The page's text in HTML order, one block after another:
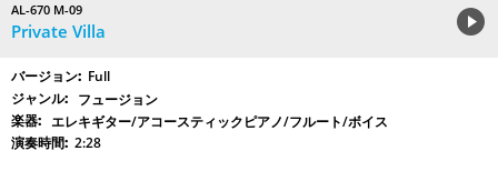
AL-670 M-09
Private Villa
Full
フュージョン
エレキギター/アコースティックピアノ/フルート/ボイス
2:28